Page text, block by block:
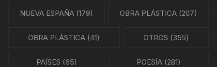
NUEVA ESPAÑA(179) OBRA PLÁSTICA (207)
OBRA PLÁSTICA (41) OTROS (355)
PAÍSES (65) POESÍA (281)